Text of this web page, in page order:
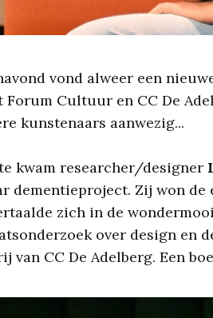
vond alweer een
Forum Cultuur en CC De
kunstenaars aanwezig...
kwam researcher/designer
dementieproject. Zij won de
zich in de
over design en
van CC De Adelberg. Een